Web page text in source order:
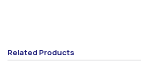
Related Products